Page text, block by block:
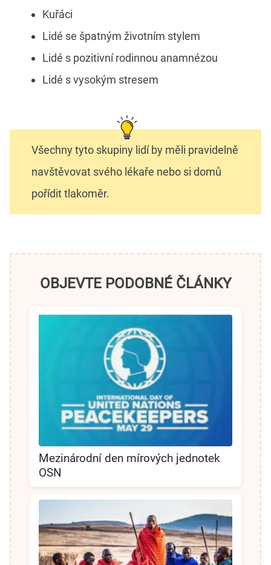
Kuřáci
Lidé se špatným životním stylem
Lidé s pozitivní rodinnou anamnézou
Lidé s vysokým stresem
Všechny tyto skupiny lidí by měli pravidelně
navštěvovat svého lékaře nebo si domů
pořídit tlakoměr.
OBJEVTE PODOBNÉ ČLÁNKY
Mezinárodní den mírových jednotek
OSN